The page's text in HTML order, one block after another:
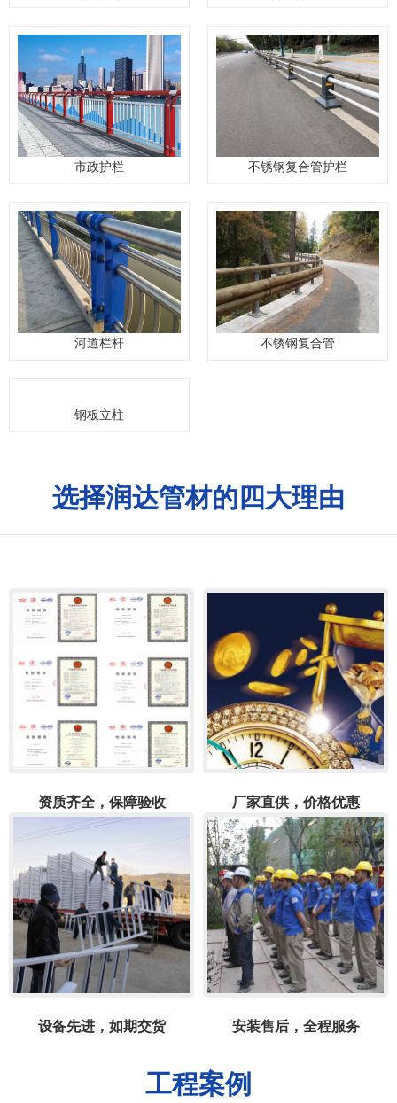
市政护栏 不锈钢复合管护栏
河道栏杆 不锈钢复合管
钢板立柱
选择润达管材的四大理由
资质齐全，保障验收 厂家直供，价格优惠
设备先进，如期交货 安装售后，全程服务
工程案例